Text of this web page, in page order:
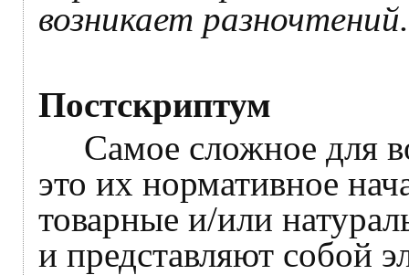
возникает разночтений.
Постскриптум
Самое сложное для
это их нормативное
товарные и/или
и представляют собой